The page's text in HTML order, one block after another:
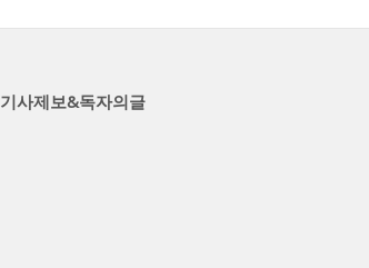
기사제보&독자의글